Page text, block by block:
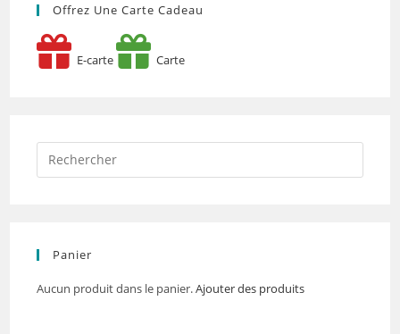
Offrez Une Carte Cadeau
E-carte Carte
Panier
Aucun produit dans le panier.Ajouter des produits